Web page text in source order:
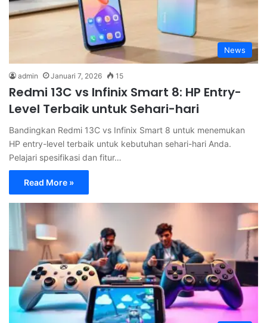
News
admin Januari 7, 2026 15
Redmi 13C vs Infinix Smart 8: HP Entry-
Level Terbaik untuk Sehari-hari
Bandingkan Redmi 13C vs Infinix Smart 8 untuk menemukan
HP entry-level terbaik untuk kebutuhan sehari-hari Anda.
Pelajari spesifikasi dan fitur…
Read More »